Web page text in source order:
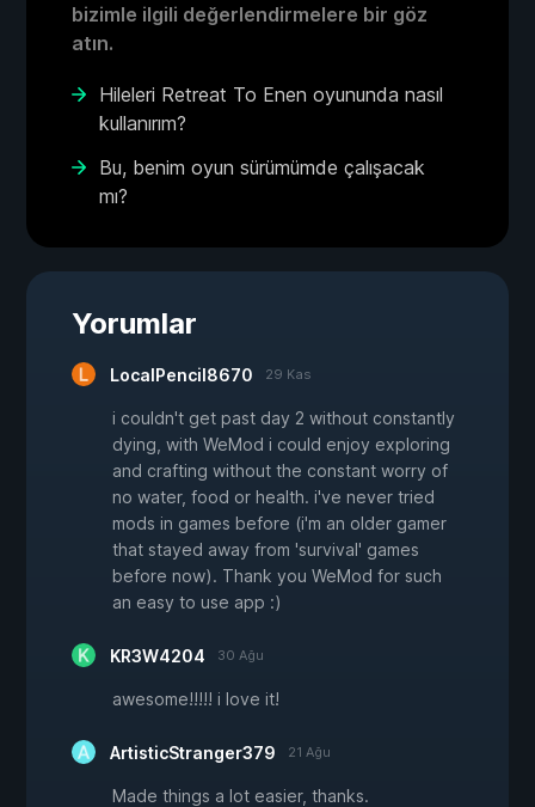
bizimle ilgili değerlendirmelere bir göz
atın.
Hileleri Retreat To Enen oyununda nasıl
kullanırım?
Bu, benim oyun sürümümde çalışacak
mı?
Yorumlar
LocalPencil8670 29 Kas
i couldn't get past day 2 without constantly
dying, with WeMod i could enjoy exploring
and crafting without the constant worry of
no water, food or health. i've never tried
mods in games before (i'm an older gamer
that stayed away from 'survival' games
before now). Thank you WeMod for such
an easy to use app :)
KR3W4204 30 Ağu
awesome!!!!! i love it!
ArtisticStranger379 21 Ağu
Made things a lot easier, thanks.